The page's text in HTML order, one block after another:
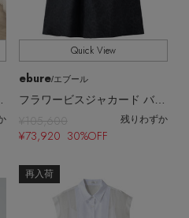
Quick View
ebure/エブール
フラワービスジャカード バンドカラーワンピース
¥105,600 残りわずか
¥73,920 30%OFF
再入荷